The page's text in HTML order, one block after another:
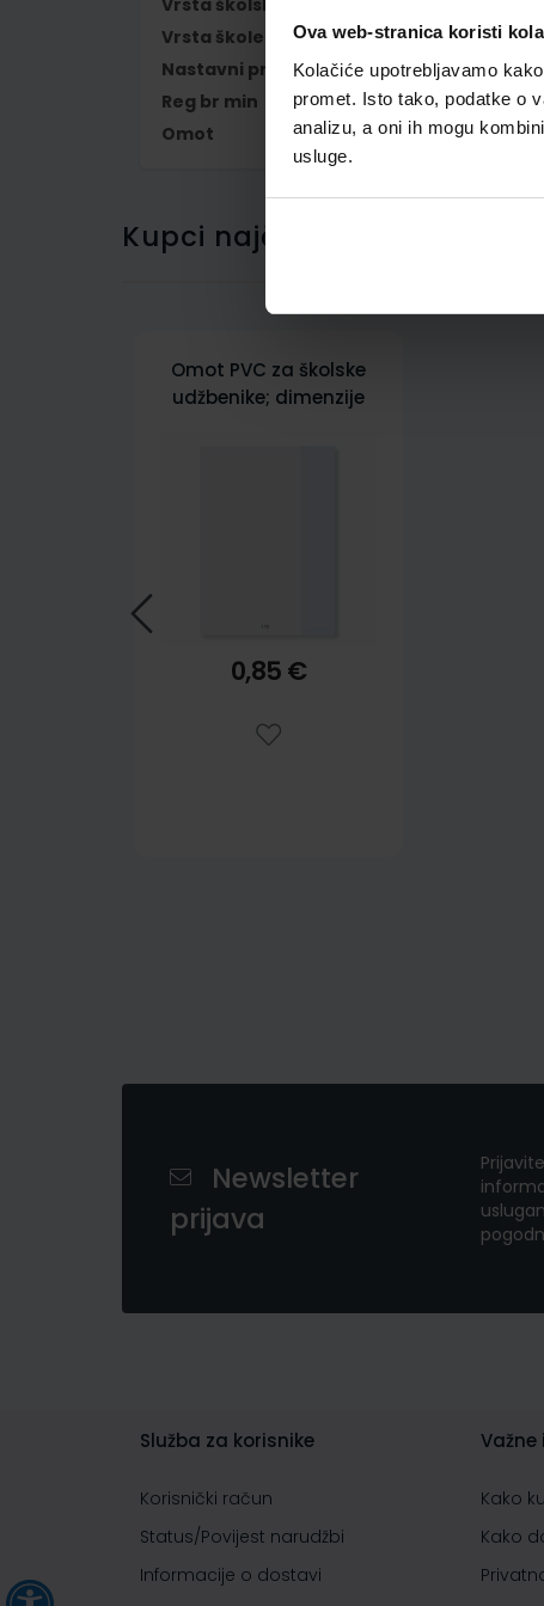
Ova web-stranica koristi
Kolačiće upotrebljavamo
promet. Isto tako, podatke o
analizu, a oni ih mogu
usluge.
Vrsta školske knjige
Vrsta škole
1 OSNOVNA
Nastavni predmet
FRANCUSKI JEZIK
Reg br min
6794-DOM
Omot
500300
Kupci najčešće biraju..
Omot PVC za školske
udžbenike; dimenzije
0,85 €
Newsletter
prijava
Služba za korisnike
Korisnički račun
Status/Povijest narudžbi
Informacije o dostavi
Kako
Kako